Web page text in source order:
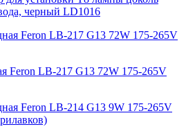
черный LD1016
Feron LB-217 G13 72W 175-265V